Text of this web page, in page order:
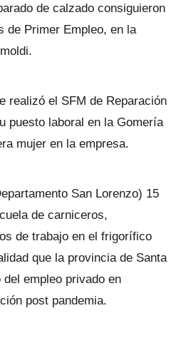
de calzado consiguieron
de Primer Empleo, en la
realizó el SFM de Reparación
puesto laboral en la Gomería
mujer en la empresa.
San Lorenzo) 15
de carniceros,
de trabajo en el frigorífico
que la provincia de Santa
empleo privado en
post pandemia.